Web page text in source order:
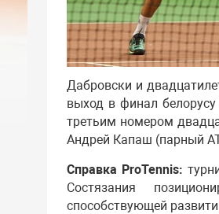
Дабровски и
выход в финал
третьим номером
Андрей Капаш (парный
Справка ProTennis:
Состязания
способствующей